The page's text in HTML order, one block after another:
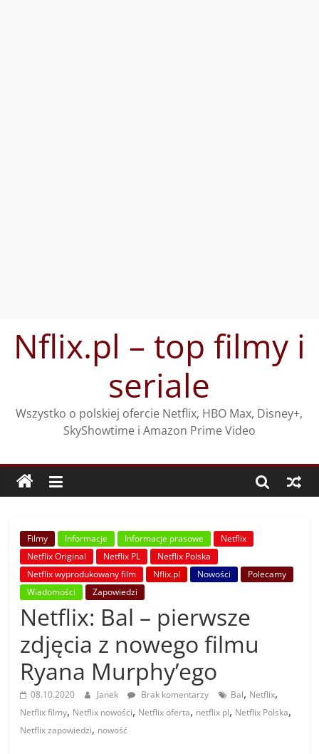
treściNflix.pl – top filmy i
seriale
Wszystko o polskiej ofercie Netflix, HBO Max, Disney+,
SkyShowtime i Amazon Prime Video
Filmy Informacje Informacje prasowe
Netflix
Netflix Original
Netflix PL
Netflix Polska
Netflix wyprodukowany film
Nflix.pl Nowości
Polecamy
Wiadomości
Zapowiedzi
Netflix: Bal – pierwsze
zdjęcia z nowego filmu
Ryana Murphy’ego
08.10.2020 Janek Brak komentarzy Bal, Netflix,
Netflix filmy, Netflix nowości, Netflix oferta, netflix pl, Netflix Polska,
Netflix zapowiedzi, nowość